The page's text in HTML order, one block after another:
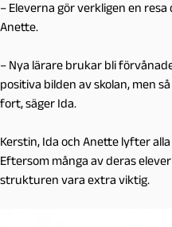
– Eleverna gör verkligen en
Anette.
– Nya lärare brukar bli
positiva bilden av skolan, men
fort, säger Ida.
Kerstin, Ida och Anette lyfter
Eftersom många av deras
strukturen vara extra viktig.